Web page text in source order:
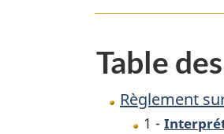
Table
Règlement
1 -